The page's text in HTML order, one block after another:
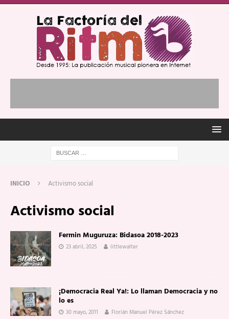
INICIO Activismo social
Activismo social
Fermin Muguruza: Bidasoa 2018-2023
23 abril, 2025 littlewalter
¡Democracia Real Ya!: Lo llaman Democracia y no
lo es
30 mayo, 2011 Florián Manuel Pérez Sánchez